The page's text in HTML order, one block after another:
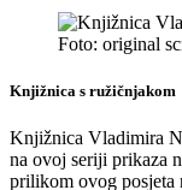
Foto: original
Knjižnica s ružičnjakom
Knjižnica Vladimira
na ovoj seriji prikaza
prilikom ovog posjeta